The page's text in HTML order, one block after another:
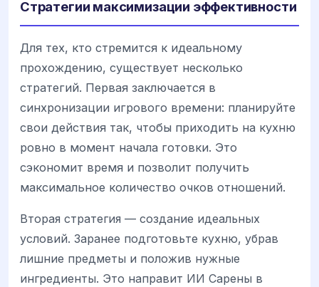
Стратегии максимизации эффективности
Для тех, кто стремится к идеальному
прохождению, существует несколько
стратегий. Первая заключается в
синхронизации игрового времени: планируйте
свои действия так, чтобы приходить на кухню
ровно в момент начала готовки. Это
сэкономит время и позволит получить
максимальное количество очков отношений.
Вторая стратегия — создание идеальных
условий. Заранее подготовьте кухню, убрав
лишние предметы и положив нужные
ингредиенты. Это направит ИИ Сарены в